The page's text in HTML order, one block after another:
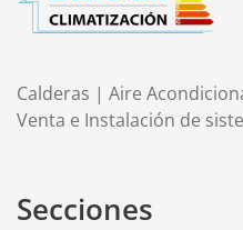
Calderas | Aire
Venta e Instalación de
Secciones